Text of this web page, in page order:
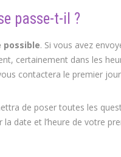
passe-t-il ?
possible. Si vous avez
certainement dans les
contactera le premier
de poser toutes les
date et l’heure de votre